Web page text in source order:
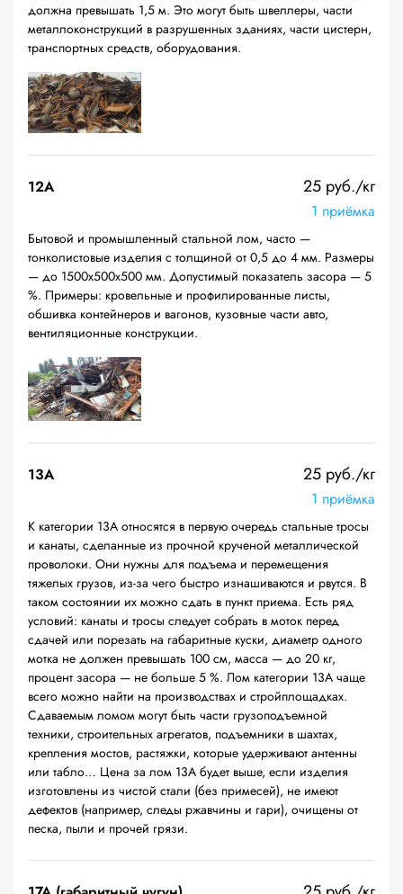
должна превышать 1,5 м. Это могут быть швеллеры, части
металлоконструкций в разрушенных зданиях, части цистерн,
транспортных средств, оборудования.
12A 25 руб./кг
1 приёмка
Бытовой и промышленный стальной лом, часто —
тонколистовые изделия с толщиной от 0,5 до 4 мм. Размеры
— до 1500х500х500 мм. Допустимый показатель засора — 5
%. Примеры: кровельные и профилированные листы,
обшивка контейнеров и вагонов, кузовные части авто,
вентиляционные конструкции.
13А 25 руб./кг
1 приёмка
К категории 13А относятся в первую очередь стальные тросы
и канаты, сделанные из прочной крученой металлической
проволоки. Они нужны для подъема и перемещения
тяжелых грузов, из-за чего быстро изнашиваются и рвутся. В
таком состоянии их можно сдать в пункт приема. Есть ряд
условий: канаты и тросы следует собрать в моток перед
сдачей или порезать на габаритные куски, диаметр одного
мотка не должен превышать 100 см, масса — до 20 кг,
процент засора — не больше 5 %. Лом категории 13А чаще
всего можно найти на производствах и стройплощадках.
Сдаваемым ломом могут быть части грузоподъемной
техники, строительных агрегатов, подъемники в шахтах,
крепления мостов, растяжки, которые удерживают антенны
или табло… Цена за лом 13А будет выше, если изделия
изготовлены из чистой стали (без примесей), не имеют
дефектов (например, следы ржавчины и гари), очищены от
песка, пыли и прочей грязи.